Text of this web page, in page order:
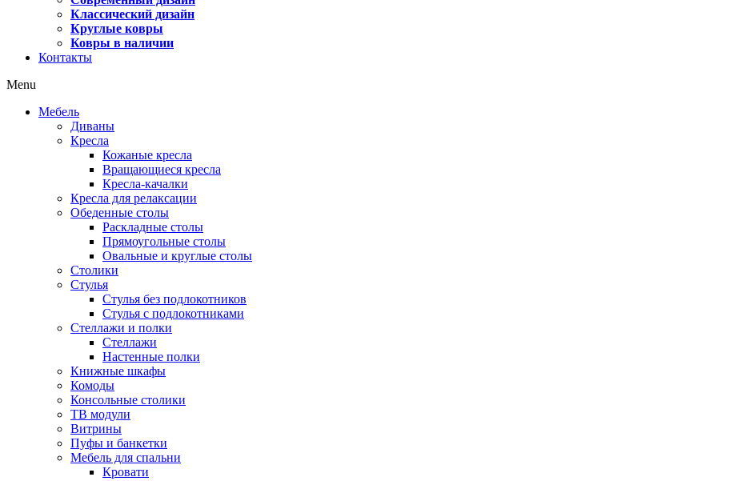
Классический дизайн
Круглые ковры
Ковры в наличии
Контакты
Menu
Мебель
Диваны
Кресла
Кожаные кресла
Вращающиеся кресла
Кресла-качалки
Кресла для релаксации
Обеденные столы
Раскладные столы
Прямоугольные столы
Овальные и круглые столы
Столики
Стулья
Стулья без подлокотников
Стулья с подлокотниками
Стеллажи и полки
Стеллажи
Настенные полки
Книжные шкафы
Комоды
Консольные столики
ТВ модули
Витрины
Пуфы и банкетки
Мебель для спальни
Кровати